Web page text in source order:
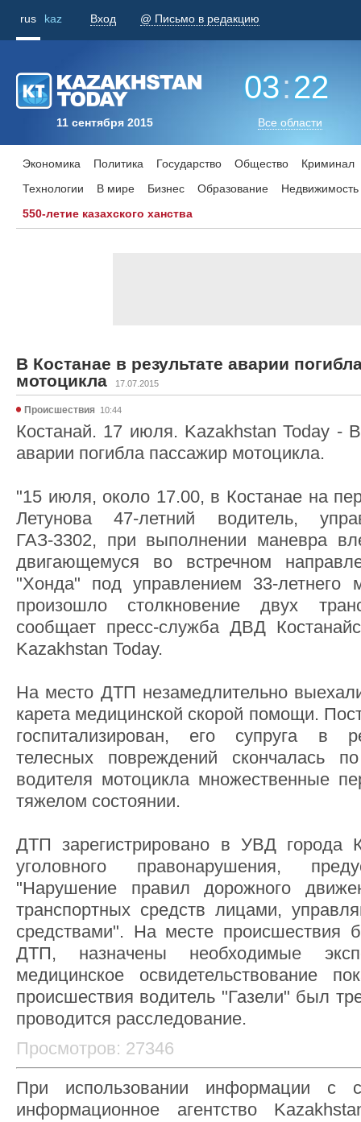
rus kaz Вход @ Письмо в редакцию
11 сентября 2015
03:22
Все области
Экономика Политика Государство Общество
Криминал
Технологии
В мире Бизнес Образование
Недвижимость
550-летие казахского ханства
В Костанае в результате аварии
мотоцикла
17.07.2015
Происшествия 10:44
Костанай. 17 июля. Kazakhstan Today -
аварии погибла пассажир мотоцикла.
"15 июля, около 17.00, в Костанае на
Летунова 47-летний водитель,
ГАЗ-3302, при выполнении маневра
двигающемуся во встречном
"Хонда" под управлением 33-летнего
произошло столкновение двух
сообщает пресс-служба ДВД
Kazakhstan Today.
На место ДТП незамедлительно
карета медицинской скорой помощи.
госпитализирован, его супруга в
телесных повреждений скончалась
водителя мотоцикла множественные
тяжелом состоянии.
ДТП зарегистрировано в УВД города
уголовного правонарушения,
"Нарушение правил дорожного
транспортных средств лицами,
средствами". На месте происшествия
ДТП, назначены необходимые
медицинское освидетельствование
происшествия водитель "Газели" был
проводится расследование.
Просмотров: 27346
При использовании информации с
информационное агентство